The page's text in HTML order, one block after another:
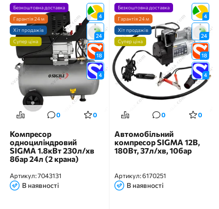
4
24
18
4
Безкоштовна доставка
Гарантія 24 м
Хіт продажів
Супер ціна
0 0
Компресор
одноциліндровий
SIGMA 1.8кВт 230л/хв
8бар 24л (2 крана)
Артикул:7043131
В наявності
4
24
18
4
Безкоштовна доставка
Гарантія 24 м
Хіт продажів
Супер ціна
0 0
Автомобільний
компресор SIGMA 12В,
180Вт, 37л/хв, 10бар
Артикул:6170251
В наявності